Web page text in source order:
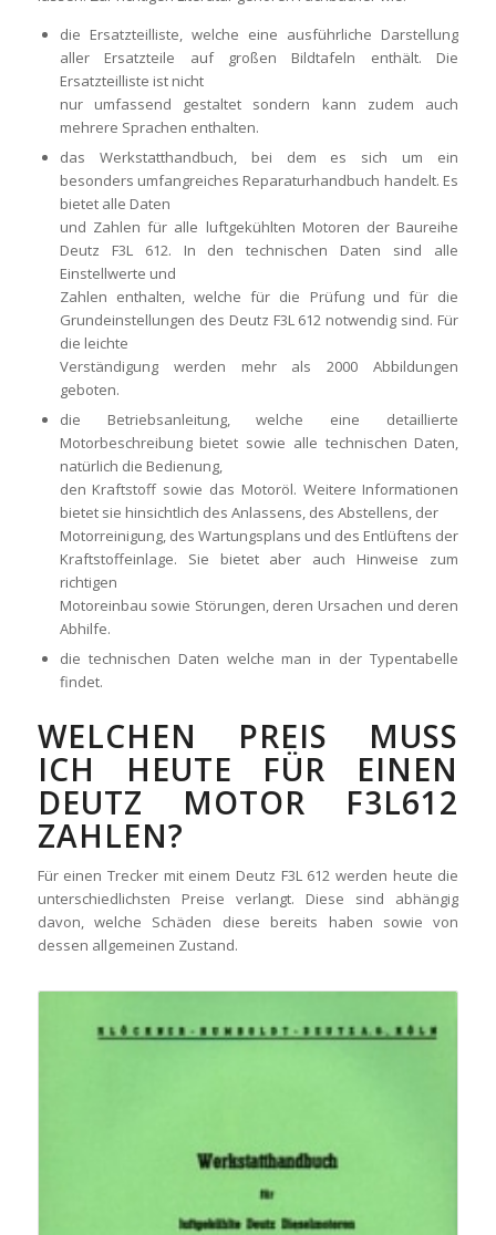
die Ersatzteilliste, welche eine ausführliche Darstellung
aller Ersatzteile auf großen Bildtafeln enthält. Die
Ersatzteilliste ist nicht
nur umfassend gestaltet sondern kann zudem auch
mehrere Sprachen enthalten.
das Werkstatthandbuch, bei dem es sich um ein
besonders umfangreiches Reparaturhandbuch handelt. Es
bietet alle Daten
und Zahlen für alle luftgekühlten Motoren der Baureihe
Deutz F3L 612. In den technischen Daten sind alle
Einstellwerte und
Zahlen enthalten, welche für die Prüfung und für die
Grundeinstellungen des Deutz F3L 612 notwendig sind. Für
die leichte
Verständigung werden mehr als 2000 Abbildungen
geboten.
die Betriebsanleitung, welche eine detaillierte
Motorbeschreibung bietet sowie alle technischen Daten,
natürlich die Bedienung,
den Kraftstoff sowie das Motoröl. Weitere Informationen
bietet sie hinsichtlich des Anlassens, des Abstellens, der
Motorreinigung, des Wartungsplans und des Entlüftens der
Kraftstoffeinlage. Sie bietet aber auch Hinweise zum
richtigen
Motoreinbau sowie Störungen, deren Ursachen und deren
Abhilfe.
die technischen Daten welche man in der Typentabelle
findet.
WELCHEN PREIS MUSS
ICH HEUTE FÜR EINEN
DEUTZ MOTOR F3L612
ZAHLEN?
Für einen Trecker mit einem Deutz F3L 612 werden heute die
unterschiedlichsten Preise verlangt. Diese sind abhängig
davon, welche Schäden diese bereits haben sowie von
dessen allgemeinen Zustand.